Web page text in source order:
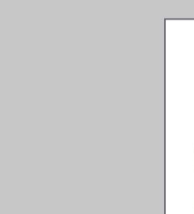
Frühstücksteller